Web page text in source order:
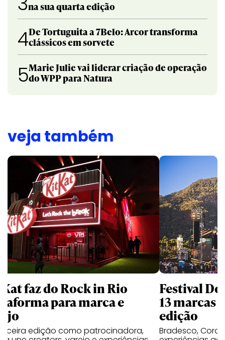
na sua quarta edição
4De Tortuguita a 7Belo: Arcor transforma
clássicos em sorvete
5Marie Julie vai liderar criação de operação
do WPP para Natura
veja também
faz do Rock in Rio
para marca e
edição como patrocinadora,
Festival
13 marcas
edição
Bradesco,